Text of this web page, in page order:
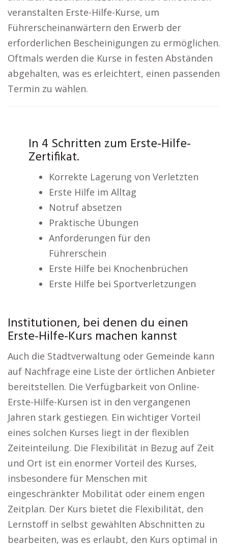
veranstalten Erste-Hilfe-Kurse, um
Führerscheinanwärtern den Erwerb der
erforderlichen Bescheinigungen zu ermöglichen.
Oftmals werden die Kurse in festen Abständen
abgehalten, was es erleichtert, einen passenden
Termin zu wählen.
In 4 Schritten zum Erste-Hilfe-
Zertifikat.
Korrekte Lagerung von Verletzten
Erste Hilfe im Alltag
Notruf absetzen
Praktische Übungen
Anforderungen für den
Führerschein
Erste Hilfe bei Knochenbrüchen
Erste Hilfe bei Sportverletzungen
Institutionen, bei denen du einen
Erste-Hilfe-Kurs machen kannst
Auch die Stadtverwaltung oder Gemeinde kann
auf Nachfrage eine Liste der örtlichen Anbieter
bereitstellen. Die Verfügbarkeit von Online-
Erste-Hilfe-Kursen ist in den vergangenen
Jahren stark gestiegen. Ein wichtiger Vorteil
eines solchen Kurses liegt in der flexiblen
Zeiteinteilung. Die Flexibilität in Bezug auf Zeit
und Ort ist ein enormer Vorteil des Kurses,
insbesondere für Menschen mit
eingeschränkter Mobilität oder einem engen
Zeitplan. Der Kurs bietet die Flexibilität, den
Lernstoff in selbst gewählten Abschnitten zu
bearbeiten, was es erlaubt, den Kurs optimal in